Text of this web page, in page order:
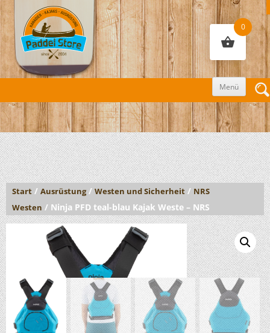
Menü
Zum
Inhalt
Start / Ausrüstung/ Westen und Sicherheit / NRS
Westen / Ninja PFD teal-blau Kajak Weste – NRS
0